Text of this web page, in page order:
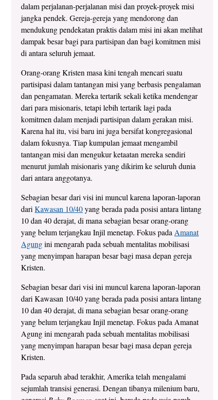
dalam perjalanan-perjalanan misi dan proyek-proyek misi
jangka pendek. Gereja-gereja yang mendorong dan
mendukung pendekatan praktis dalam misi ini akan melihat
dampak besar bagi para partisipan dan bagi komitmen misi
di antara seluruh jemaat.
Orang-orang Kristen masa kini tengah mencari suatu
partisipasi dalam tantangan misi yang berbasis pengalaman
dan pengamatan. Mereka tertarik sekali ketika mendengar
dari para misionaris, tetapi lebih tertarik lagi pada
komitmen dalam menjadi partisipan dalam gerakan misi.
Karena hal itu, visi baru ini juga bersifat kongregasional
dalam fokusnya. Tiap kumpulan jemaat mengambil
tantangan misi dan mengukur ketaatan mereka sendiri
menurut jumlah misionaris yang dikirim ke seluruh dunia
dari antara anggotanya.
Sebagian besar dari visi ini muncul karena laporan-laporan
dariKawasan 10/40yang berada pada posisi antara lintang
10 dan 40 derajat, di mana sebagian besar orang-orang
yang belum terjangkau Injil menetap. Fokus pada Amanat
Agungini mengarah pada sebuah mentalitas mobilisasi
yang menyimpan harapan besar bagi masa depan gereja
Kristen.
Sebagian besar dari visi ini muncul karena laporan-laporan
dari Kawasan 10/40 yang berada pada posisi antara lintang
10 dan 40 derajat, di mana sebagian besar orang-orang
yang belum terjangkau Injil menetap. Fokus pada Amanat
Agung ini mengarah pada sebuah mentalitas mobilisasi
yang menyimpan harapan besar bagi masa depan gereja
Kristen.
Pada separuh abad terakhir, Amerika telah mengalami
sejumlah transisi generasi. Dengan tibanya milenium baru,